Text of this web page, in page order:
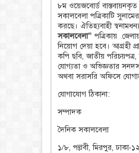
৮ম ওয়েজবোর্ড
সকালবেলা পত্রিকাটি
করছে। ঐতিহ্যবাহী
সকালবেলা” পত্রিকায়
নিয়োগ দেয়া হবে। আগ্রহী
কপি ছবি, জাতীয় পরিচয়পত্র,
যোগ্যতা ও অভিজ্ঞতার
অথবা সরাসরি অফিসে
যোগাযোগ ঠিকানা:
সম্পাদক
দৈনিক সকালবেলা
১/৮, পল্লবী, মিরপুর, ঢাকা-